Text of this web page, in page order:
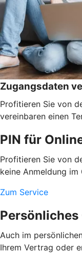
Zugangsdaten
Profitieren Sie von
vereinbaren einen
PIN für
Profitieren Sie von
keine Anmeldung im
Zum Service
Persönliches
Auch im
Ihrem Vertrag oder